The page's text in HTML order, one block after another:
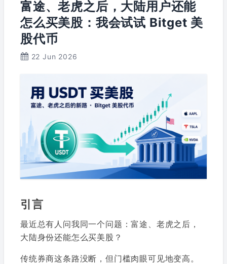
富途、老虎之后，大陆用户还能
怎么买美股：我会试试 Bitget 美
股代币
22 Jun 2026
引言
最近总有人问我同一个问题：富途、老虎之后，
大陆身份还能怎么买美股？
传统券商这条路没断，但门槛肉眼可见地变高。